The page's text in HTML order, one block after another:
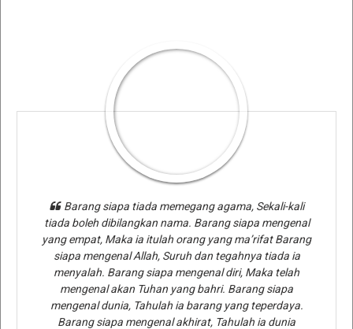
Barang siapa tiada memegang agama, Sekali-kali
tiada boleh dibilangkan nama. Barang siapa mengenal
yang empat, Maka ia itulah orang yang ma’rifat Barang
siapa mengenal Allah, Suruh dan tegahnya tiada ia
menyalah. Barang siapa mengenal diri, Maka telah
mengenal akan Tuhan yang bahri. Barang siapa
mengenal dunia, Tahulah ia barang yang teperdaya.
Barang siapa mengenal akhirat, Tahulah ia dunia